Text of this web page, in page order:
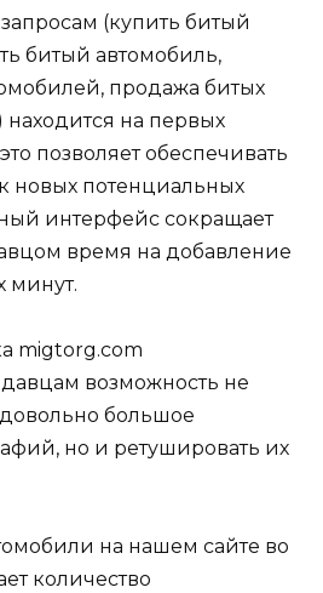
(купить битый
битый автомобиль,
продажа битых
находится на первых
позволяет обеспечивать
новых потенциальных
интерфейс сокращает
время на добавление
минут.
migtorg.com
возможность не
довольно большое
но и ретушировать их
на нашем сайте во
количество